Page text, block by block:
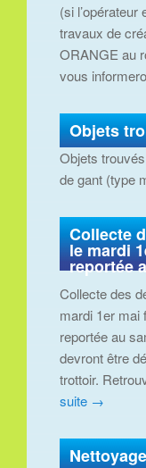
(si
travaux de
ORANGE au
vous
Objets
Objets
de gant (type
Collecte
le mardi
reportée
Collecte des
mardi 1er mai
reportée au
devront être
trottoir.
suite →